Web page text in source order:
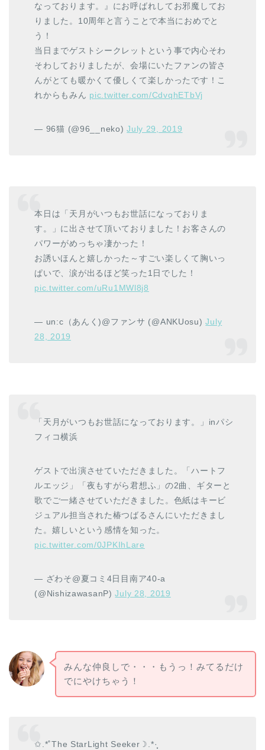
なっております。』にお呼ばれしてお邪魔してお
りました。10周年と言うことで本当におめでと
う！
当日までゲストシークレットという事で内心そわ
そわしておりましたが、会場にいたファンの皆さ
んがとても暖かくて優しくて楽しかったです！こ
れからもみん pic.twitter.com/CdvqhETbVj
— 96猫 (@96__neko)July 29, 2019
本日は「天月がいつもお世話になっておりま
す。」に出させて頂いておりました！お客さんの
パワーがめっちゃ凄かった！
お誘いほんと嬉しかった～すごい楽しくて胸いっ
ぱいで、涙が出るほど笑った1日でした！
pic.twitter.com/uRu1MWl8j8
— un:c（あんく)@ファンサ (@ANKUosu)July
28, 2019
「天月がいつもお世話になっております。」inパシ
フィコ横浜
ゲストで出演させていただきました。「ハートフ
ルエッジ」「夜もすがら君想ふ」の2曲、ギターと
歌でご一緒させていただきました。色紙はキービ
ジュアル担当された椿つばるさんにいただきまし
た。嬉しいという感情を知った。
pic.twitter.com/0JPKIhLare
— ざわそ@夏コミ4日目南ア40-a
(@NishizawasanP)July 28, 2019
みんな仲良しで・・・もうっ！みてるだけ
でにやけちゃう！
✩.*˚The StarLight Seeker☽︎︎.*·̩͙